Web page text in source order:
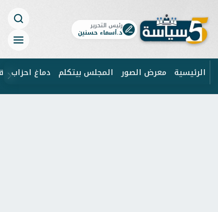
رئيس التحرير
د.أسماء حسنين
الرئيسية معرض الصور المجلس بيتكلم دماغ احزاب